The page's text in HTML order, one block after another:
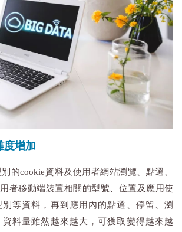
度增加
的cookie資料及使用者網站瀏覽、點選、
者移動端裝置相關的型號、位置及應用使
等資料，再到應用內的點選、停留、瀏
料量雖然越來越大，可獲取變得越來越